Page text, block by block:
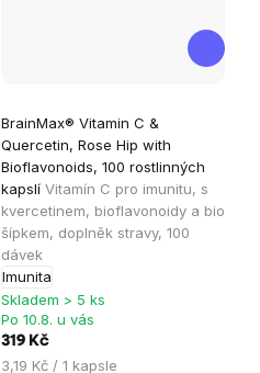
BrainMax® Vitamin C &
Quercetin, Rose Hip with
Bioflavonoids, 100 rostlinných
kapslí Vitamín C pro imunitu, s
kvercetinem, bioflavonoidy a bio
šípkem, doplněk stravy, 100
dávek
Imunita
hodnocení
produktu
je
5,0
z
5
hvězdiček.
Skladem > 5 ks
Po 10.8. u vás
319 Kč
Měrná
3,19 Kč / 1 kapsle